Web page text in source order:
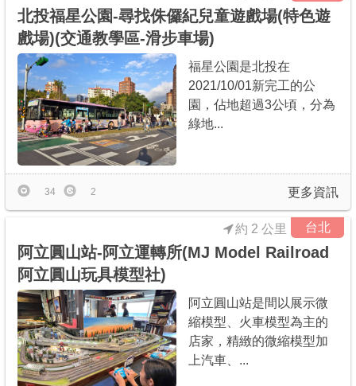
北投福星公園-尋找侏儸紀兒童遊戲場(特色遊
戲場)(交通教學區-滑步車場)
福星公園是北投在
2021/10/01新完工的公
園，佔地超過3公頃，分為
綠地...
更多資訊
34 2
台北
阿立圓山站-阿立運轉所(MJ Model Railroad
阿立圓山玩具模型社)
約 2 公里
阿立圓山站是間以展示微
縮模型、火車模型為主的
店家，精緻的微縮模型加
上汽車、...